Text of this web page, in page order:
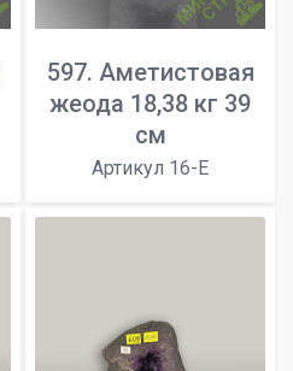
597. Аметистовая
жеода 18,38 кг 39
см
Артикул 16-E